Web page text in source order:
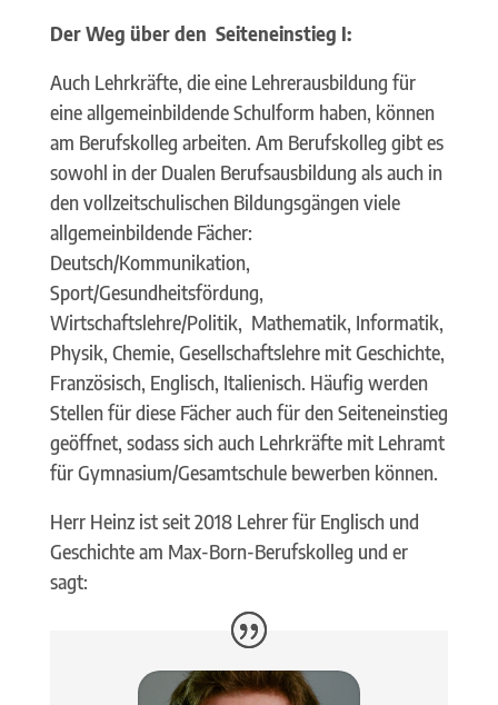
Der Weg über den Seiteneinstieg I:
Auch Lehrkräfte, die eine Lehrerausbildung für
eine allgemeinbildende Schulform haben, können
am Berufskolleg arbeiten. Am Berufskolleg gibt es
sowohl in der Dualen Berufsausbildung als auch in
den vollzeitschulischen Bildungsgängen viele
allgemeinbildende Fächer:
Deutsch/Kommunikation,
Sport/Gesundheitsfördung,
Wirtschaftslehre/Politik, Mathematik, Informatik,
Physik, Chemie, Gesellschaftslehre mit Geschichte,
Französisch, Englisch, Italienisch. Häufig werden
Stellen für diese Fächer auch für den Seiteneinstieg
geöffnet, sodass sich auch Lehrkräfte mit Lehramt
für Gymnasium/Gesamtschule bewerben können.
Herr Heinz ist seit 2018 Lehrer für Englisch und
Geschichte am Max-Born-Berufskolleg und er
sagt: